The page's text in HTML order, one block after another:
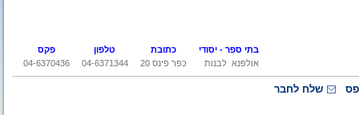
בתי ספר - יסודי כתובת טלפון
פקס
אולפנא לבנות כפר פינס 20
04-6371344
04-6370436
שלח לחבר